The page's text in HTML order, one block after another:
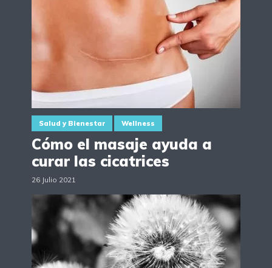
Salud y Bienestar Wellness
Cómo el masaje ayuda a
curar las cicatrices
26 Julio 2021